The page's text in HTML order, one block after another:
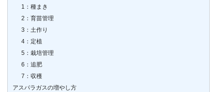
1：種まき
2：育苗管理
3：土作り
4：定植
5：栽培管理
6：追肥
7：収穫
アスパラガスの増やし方